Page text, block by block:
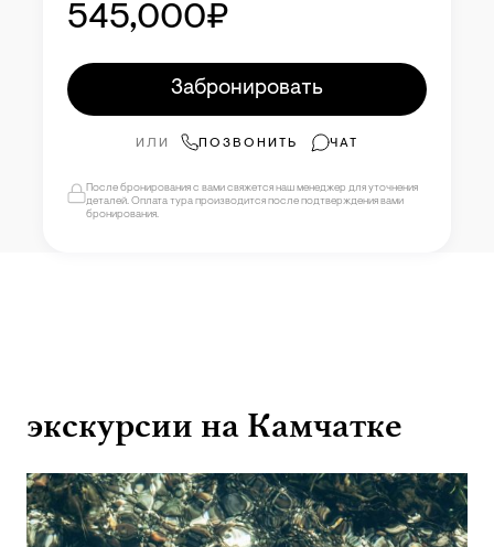
545,000₽
Забронировать
ИЛИ ПОЗВОНИТЬ ЧАТ
После бронирования с вами свяжется наш менеджер для уточнения
деталей. Оплата тура производится после подтверждения вами
бронирования.
экскурсии на Камчатке